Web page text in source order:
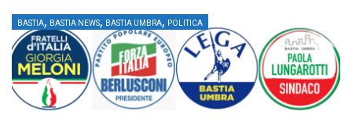
BASTIA, BASTIA NEWS, BASTIA UMBRA, POLITICA